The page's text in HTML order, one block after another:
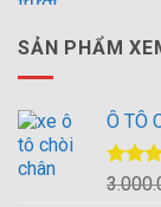
SẢN PHẨM
Ô TÔ
Được